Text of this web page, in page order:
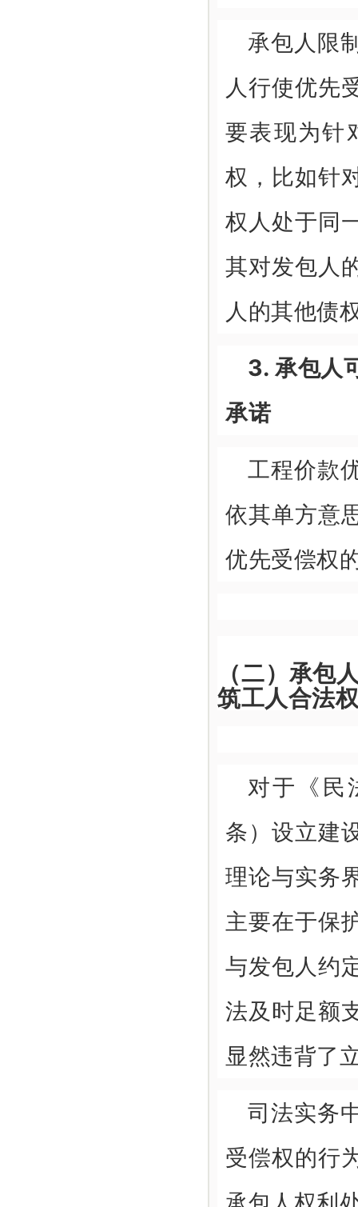
承包人限
人行使优先
要表现为针
权，比如针
权人处于同
其对发包人
人的其他债
3. 承包人
承诺
工程价款
依其单方意
优先受偿权
（二）承包
筑工人合法
对于《民
条）设立建
理论与实务
主要在于保
与发包人约
法及时足额
显然违背了
司法实务
受偿权的行